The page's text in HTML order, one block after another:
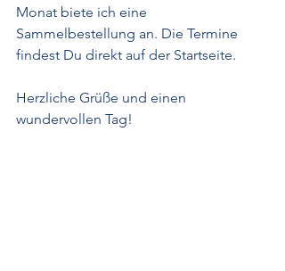
Monat biete ich eine
Sammelbestellung an. Die Termine
findest Du direkt auf der Startseite.
Herzliche Grüße und einen
wundervollen Tag!